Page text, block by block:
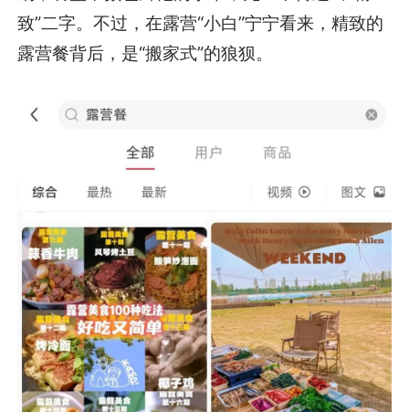
致”二字。不过，在露营“小白”宁宁看来，精致的
露营餐背后，是“搬家式”的狼狈。